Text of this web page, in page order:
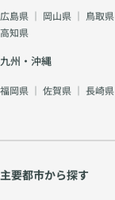
広島県 ｜ 岡山県 ｜ 鳥取県
高知県
九州・沖縄
福岡県 ｜ 佐賀県 ｜ 長崎県
主要都市から探す